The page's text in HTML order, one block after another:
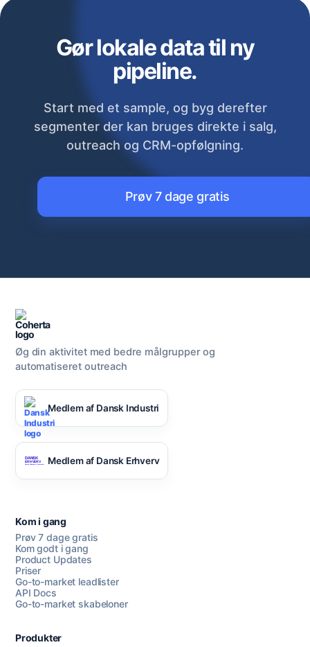
Gør lokale data til ny
pipeline.
Start med et sample, og byg derefter
segmenter der kan bruges direkte i salg,
outreach og CRM-opfølgning.
Prøv 7 dage gratis
Øg din aktivitet med bedre målgrupper og
automatiseret outreach
Medlem af Dansk Industri
Medlem af Dansk Erhverv
Kom i gang
Prøv 7 dage gratis
Kom godt i gang
Product Updates
Priser
Go-to-market leadlister
API Docs
Go-to-market skabeloner
Produkter